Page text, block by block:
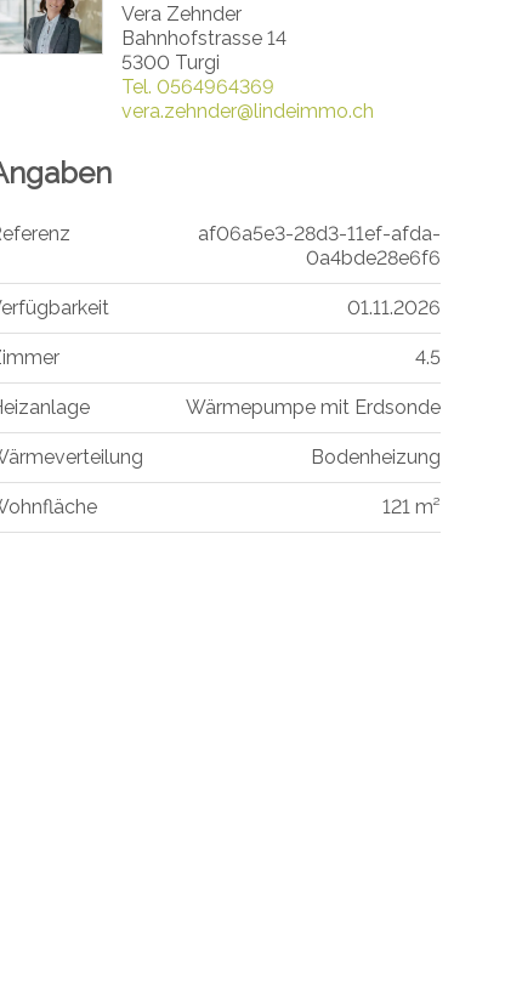
Vera Zehnder
Bahnhofstrasse 14
5300 Turgi
Tel. 0564964369
vera.zehnder@lindeimmo.ch
af06a5e3-28d3-11ef-afda-
0a4bde28e6f6
01.11.2026
4.5
Wärmepumpe mit Erdsonde
Bodenheizung
121 m²